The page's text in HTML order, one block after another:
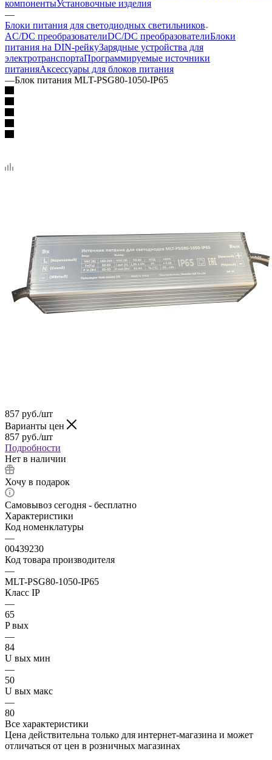
компонентыУстановочные изделия
—
Блоки питания для светодиодных светильников
AC/DC преобразователиDC/DC преобразователиБлоки
питания на DIN-рейкуЗарядные устройства для
электротранспортаПрограммируемые источники
питанияАксессуары для блоков питания
—Блок питания MLT-PSG80-1050-IP65
857 руб./шт
Варианты цен
857 руб./шт
Подробности
Нет в наличии
Хочу в подарок
Самовывоз сегодня - бесплатно
Характеристики
Код номенклатуры
—
00439230
Код товара производителя
—
MLT-PSG80-1050-IP65
Класс IP
—
65
P вых
—
84
U вых мин
—
50
U вых макс
—
80
Все характеристики
Цена действительна только для интернет-магазина и может
отличаться от цен в розничных магазинах